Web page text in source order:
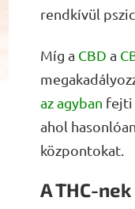
rendkívül
Míg a CBD a
az agyban fejti
ahol
központokat.
A THC-